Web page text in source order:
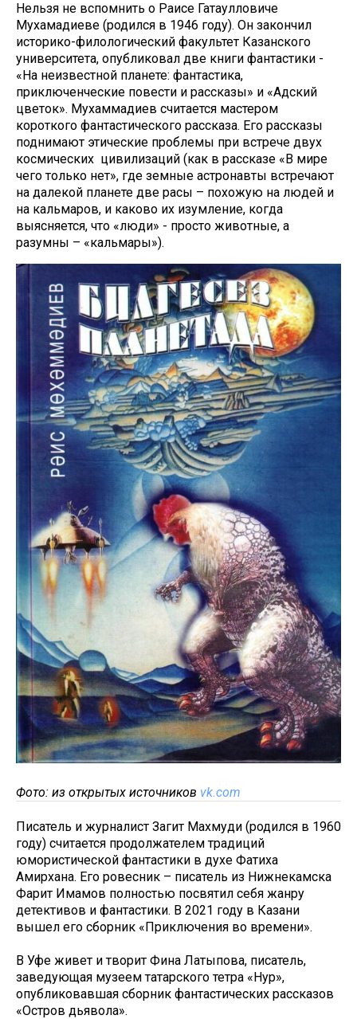
Нельзя не вспомнить о Раисе Гатаулловиче
Мухамадиеве (родился в 1946 году). Он закончил
историко-филологический факультет Казанского
университета, опубликовал две книги фантастики -
«На неизвестной планете: фантастика,
приключенческие повести и рассказы» и «Адский
цветок». Мухаммадиев считается мастером
короткого фантастического рассказа. Его рассказы
поднимают этические проблемы при встрече двух
космических цивилизаций (как в рассказе «В мире
чего только нет», где земные астронавты встречают
на далекой планете две расы – похожую на людей и
на кальмаров, и каково их изумление, когда
выясняется, что «люди» - просто животные, а
разумны – «кальмары»).
Фото: из открытых источников vk.com
Писатель и журналист Загит Махмуди (родился в 1960
году) считается продолжателем традиций
юмористической фантастики в духе Фатиха
Амирхана. Его ровесник – писатель из Нижнекамска
Фарит Имамов полностью посвятил себя жанру
детективов и фантастики. В 2021 году в Казани
вышел его сборник «Приключения во времени».
В Уфе живет и творит Фина Латыпова, писатель,
заведующая музеем татарского тетра «Нур»,
опубликовавшая сборник фантастических рассказов
«Остров дьявола».